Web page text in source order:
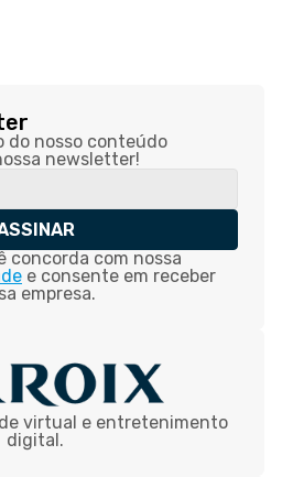
do nosso conteúdo
newsletter!
concorda com nossa
e consente em receber
empresa.
virtual e entretenimento
digital.